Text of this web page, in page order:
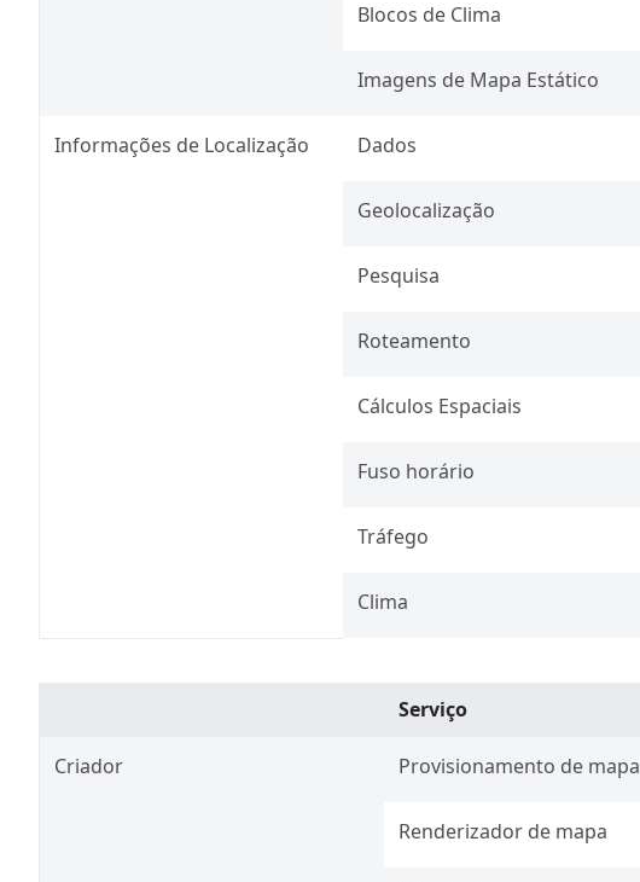
Blocos de Clima​
Imagens de Mapa Estático​
Informações de Localização Dados
Geolocalização
Pesquisa
Roteamento
Cálculos Espaciais​
Fuso horário
Tráfego
Clima
Serviço
Criador Provisionamento de mapa
Renderizador de mapa